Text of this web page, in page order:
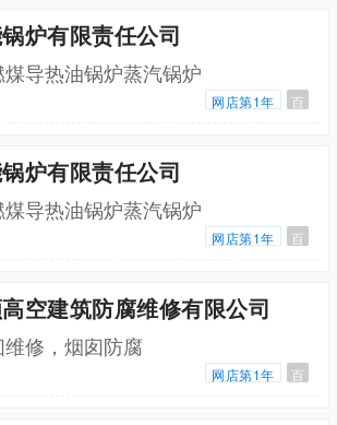
炉有限责任公司
导热油锅炉蒸汽锅炉
网店第1年 百
炉有限责任公司
导热油锅炉蒸汽锅炉
网店第1年 百
空建筑防腐维修有限公司
修，烟囱防腐
网店第1年 百